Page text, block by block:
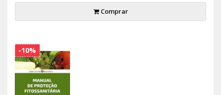
Comprar
-10%